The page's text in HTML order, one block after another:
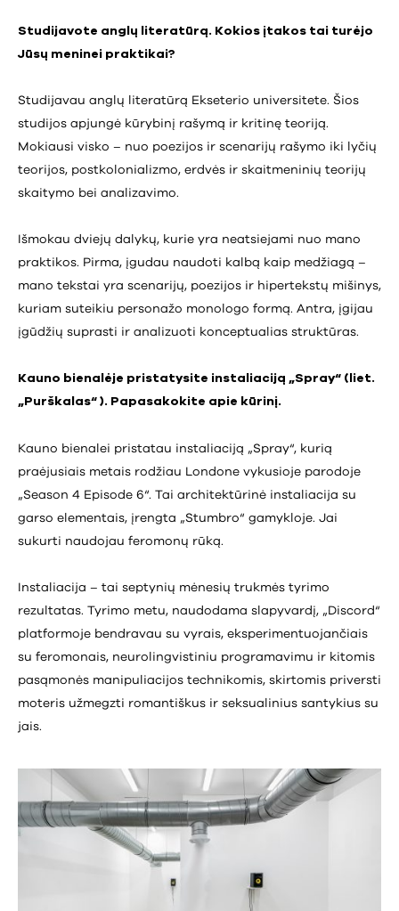
Studijavote anglų literatūrą. Kokios įtakos tai turėjo
Jūsų meninei praktikai?
Studijavau anglų literatūrą Ekseterio universitete. Šios
studijos apjungė kūrybinį rašymą ir kritinę teoriją.
Mokiausi visko – nuo poezijos ir scenarijų rašymo iki lyčių
teorijos, postkolonializmo, erdvės ir skaitmeninių teorijų
skaitymo bei analizavimo.
Išmokau dviejų dalykų, kurie yra neatsiejami nuo mano
praktikos. Pirma, įgudau naudoti kalbą kaip medžiagą –
mano tekstai yra scenarijų, poezijos ir hipertekstų mišinys,
kuriam suteikiu personažo monologo formą. Antra, įgijau
įgūdžių suprasti ir analizuoti konceptualias struktūras.
Kauno bienalėje pristatysite instaliaciją „Spray“ (liet.
„Purškalas“ ). Papasakokite apie kūrinį.
Kauno bienalei pristatau instaliaciją „Spray“, kurią
praėjusiais metais rodžiau Londone vykusioje parodoje
„Season 4 Episode 6“. Tai architektūrinė instaliacija su
garso elementais, įrengta „Stumbro“ gamykloje. Jai
sukurti naudojau feromonų rūką.
Instaliacija – tai septynių mėnesių trukmės tyrimo
rezultatas. Tyrimo metu, naudodama slapyvardį, „Discord“
platformoje bendravau su vyrais, eksperimentuojančiais
su feromonais, neurolingvistiniu programavimu ir kitomis
pasąmonės manipuliacijos technikomis, skirtomis priversti
moteris užmegzti romantiškus ir seksualinius santykius su
jais.